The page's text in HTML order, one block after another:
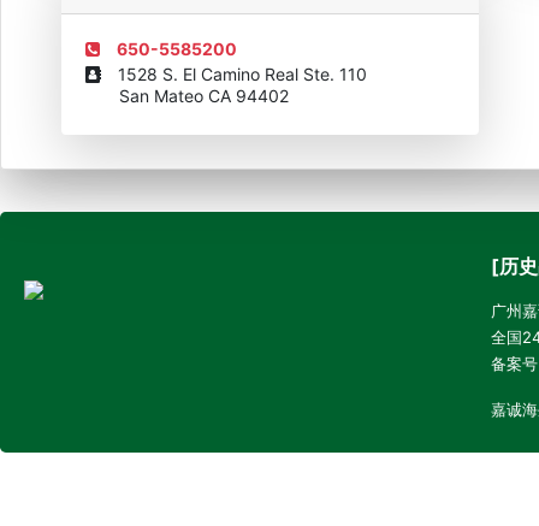
650-5585200
1528 S. El Camino Real Ste. 110
San Mateo CA 94402
[历
广州
全国
备案
嘉诚